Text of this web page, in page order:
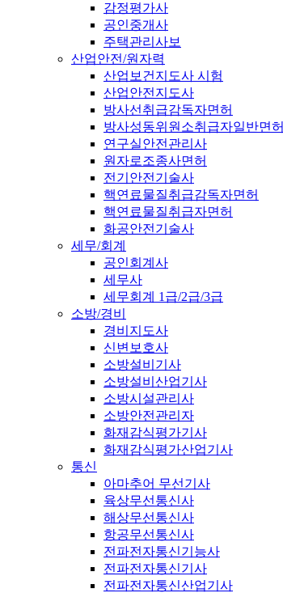
감정평가사
공인중개사
주택관리사보
산업안전/원자력
산업보건지도사 시험
산업안전지도사
방사선취급감독자면허
방사성동위원소취급자일반면허
연구실안전관리사
원자로조종사면허
전기안전기술사
핵연료물질취급감독자면허
핵연료물질취급자면허
화공안전기술사
세무/회계
공인회계사
세무사
세무회계 1급/2급/3급
소방/경비
경비지도사
신변보호사
소방설비기사
소방설비산업기사
소방시설관리사
소방안전관리자
화재감식평가기사
화재감식평가산업기사
통신
아마추어 무선기사
육상무선통신사
해상무선통신사
항공무선통신사
전파전자통신기능사
전파전자통신기사
전파전자통신산업기사